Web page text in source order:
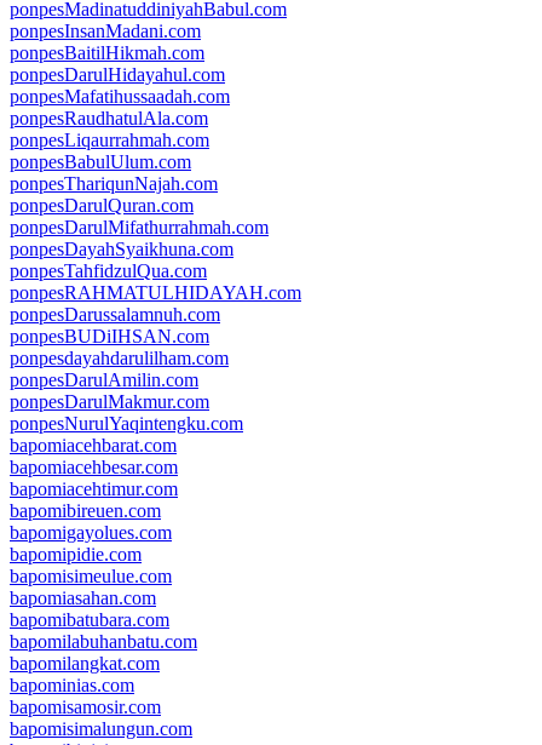
ponpesMadinatuddiniyahBabul.com
ponpesInsanMadani.com
ponpesBaitilHikmah.com
ponpesDarulHidayahul.com
ponpesMafatihussaadah.com
ponpesRaudhatulAla.com
ponpesLiqaurrahmah.com
ponpesBabulUlum.com
ponpesThariqunNajah.com
ponpesDarulQuran.com
ponpesDarulMifathurrahmah.com
ponpesDayahSyaikhuna.com
ponpesTahfidzulQua.com
ponpesRAHMATULHIDAYAH.com
ponpesDarussalamnuh.com
ponpesBUDiIHSAN.com
ponpesdayahdarulilham.com
ponpesDarulAmilin.com
ponpesDarulMakmur.com
ponpesNurulYaqintengku.com
bapomiacehbarat.com
bapomiacehbesar.com
bapomiacehtimur.com
bapomibireuen.com
bapomigayolues.com
bapomipidie.com
bapomisimeulue.com
bapomiasahan.com
bapomibatubara.com
bapomilabuhanbatu.com
bapomilangkat.com
bapominias.com
bapomisamosir.com
bapomisimalungun.com